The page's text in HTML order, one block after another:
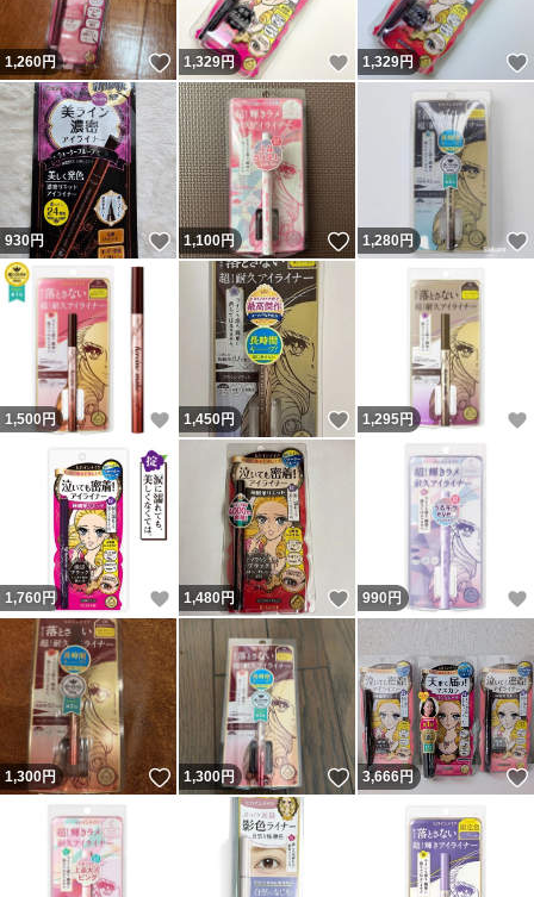
1,260円 いいね！
1,329円 いいね！
1,329円
930円 いいね！
1,100円 いいね！
1,280円
1,500円 いいね！
1,450円 いいね！
1,295円
1,760 円 いいね！
1,480円 いいね！
990 円
1,300円 いいね！
1,300円 いいね！
3,666円